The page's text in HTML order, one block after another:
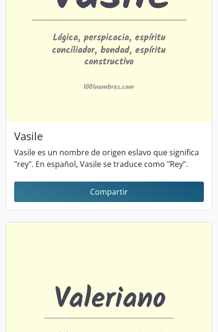
Vasile
Vasile es un nombre de origen eslavo que significa
"rey". En español, Vasile se traduce como "Rey".
Compartir